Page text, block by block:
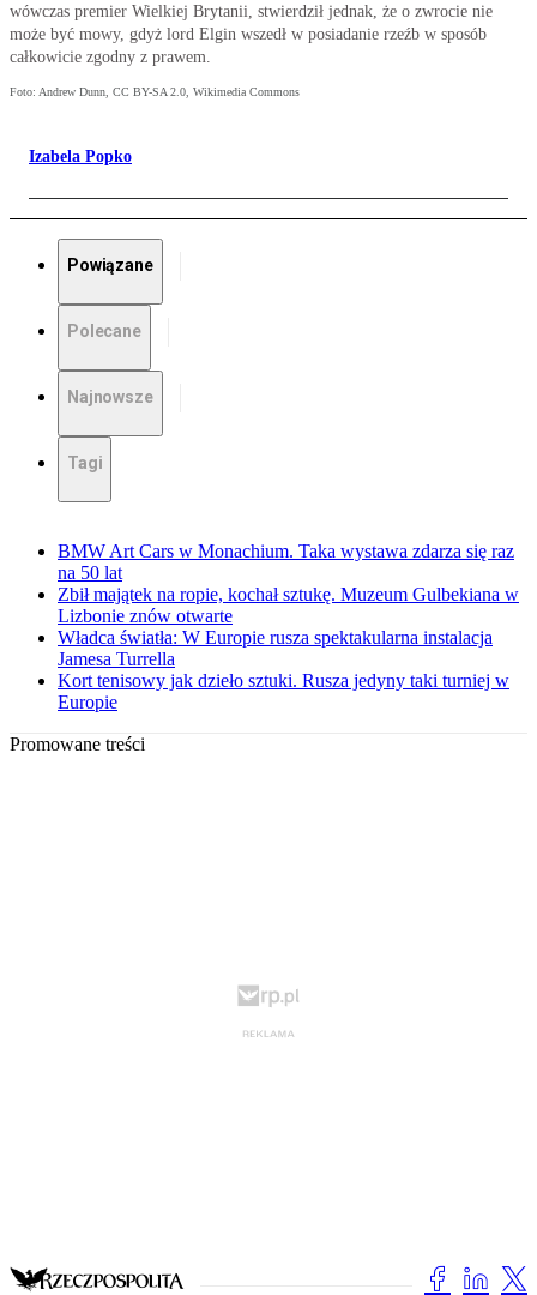
wówczas premier Wielkiej Brytanii, stwierdził jednak, że o zwrocie nie
może być mowy, gdyż lord Elgin wszedł w posiadanie rzeźb w sposób
całkowicie zgodny z prawem.
Foto: Andrew Dunn, CC BY-SA 2.0, Wikimedia Commons
Izabela Popko
Powiązane
Polecane
Najnowsze
Tagi
BMW Art Cars w Monachium. Taka wystawa zdarza się raz
na 50 lat
Zbił majątek na ropie, kochał sztukę. Muzeum Gulbekiana w
Lizbonie znów otwarte
Władca światła: W Europie rusza spektakularna instalacja
Jamesa Turrella
Kort tenisowy jak dzieło sztuki. Rusza jedyny taki turniej w
Europie
Promowane treści